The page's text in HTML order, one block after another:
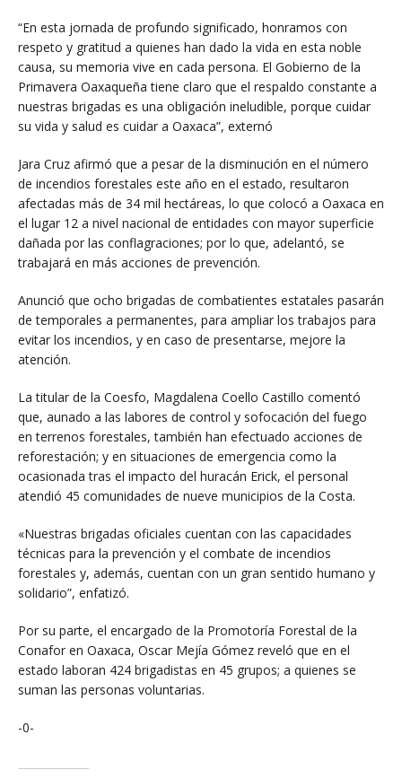
“En esta jornada de profundo significado, honramos con
respeto y gratitud a quienes han dado la vida en esta noble
causa, su memoria vive en cada persona. El Gobierno de la
Primavera Oaxaqueña tiene claro que el respaldo constante a
nuestras brigadas es una obligación ineludible, porque cuidar
su vida y salud es cuidar a Oaxaca”, externó
Jara Cruz afirmó que a pesar de la disminución en el número
de incendios forestales este año en el estado, resultaron
afectadas más de 34 mil hectáreas, lo que colocó a Oaxaca en
el lugar 12 a nivel nacional de entidades con mayor superficie
dañada por las conflagraciones; por lo que, adelantó, se
trabajará en más acciones de prevención.
Anunció que ocho brigadas de combatientes estatales pasarán
de temporales a permanentes, para ampliar los trabajos para
evitar los incendios, y en caso de presentarse, mejore la
atención.
La titular de la Coesfo, Magdalena Coello Castillo comentó
que, aunado a las labores de control y sofocación del fuego
en terrenos forestales, también han efectuado acciones de
reforestación; y en situaciones de emergencia como la
ocasionada tras el impacto del huracán Erick, el personal
atendió 45 comunidades de nueve municipios de la Costa.
«Nuestras brigadas oficiales cuentan con las capacidades
técnicas para la prevención y el combate de incendios
forestales y, además, cuentan con un gran sentido humano y
solidario”, enfatizó.
Por su parte, el encargado de la Promotoría Forestal de la
Conafor en Oaxaca, Oscar Mejía Gómez reveló que en el
estado laboran 424 brigadistas en 45 grupos; a quienes se
suman las personas voluntarias.
-0-